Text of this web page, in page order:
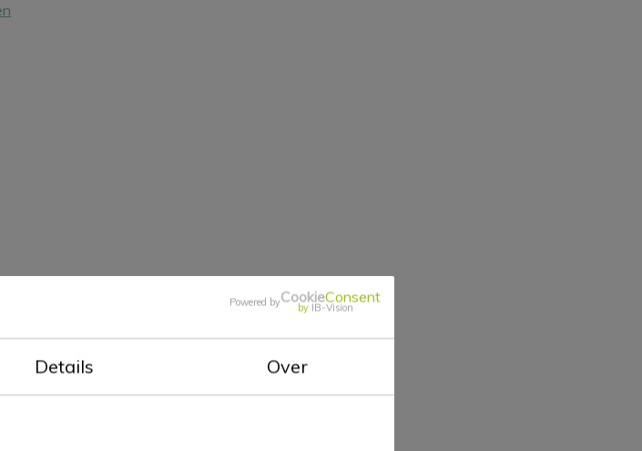
Powered byCookieConsent
by IB-Vision
Details Over